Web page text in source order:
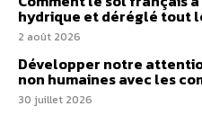
hydrique et déréglé tout
2 août 2026
Développer notre
non humaines avec les
30 juillet 2026